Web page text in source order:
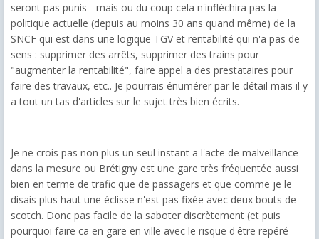
seront pas punis - mais ou du coup cela n'infléchira pas la
politique actuelle (depuis au moins 30 ans quand même) de la
SNCF qui est dans une logique TGV et rentabilité qui n'a pas de
sens : supprimer des arrêts, supprimer des trains pour
"augmenter la rentabilité", faire appel a des prestataires pour
faire des travaux, etc.. Je pourrais énumérer par le détail mais il y
a tout un tas d'articles sur le sujet très bien écrits.
Je ne crois pas non plus un seul instant a l'acte de malveillance
dans la mesure ou Brétigny est une gare très fréquentée aussi
bien en terme de trafic que de passagers et que comme je le
disais plus haut une éclisse n'est pas fixée avec deux bouts de
scotch. Donc pas facile de la saboter discrètement (et puis
pourquoi faire ca en gare en ville avec le risque d'être repéré